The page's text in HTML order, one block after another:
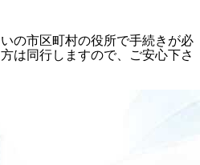
の市区町村の役所で手続きが必
は同行しますので、ご安心下さ